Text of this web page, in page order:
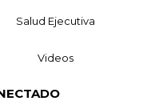
Salud Ejecutiva
Videos